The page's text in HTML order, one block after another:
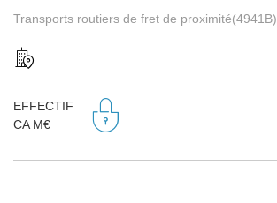
Transports routiers de fret de proximité(4941B)
EFFECTIF
CA M€